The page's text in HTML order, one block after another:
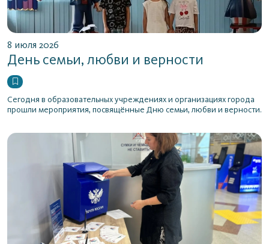
8 июля 2026
День семьи, любви и верности
Сегодня в образовательных учреждениях и организациях города
прошли мероприятия, посвящённые Дню семьи, любви и верности.